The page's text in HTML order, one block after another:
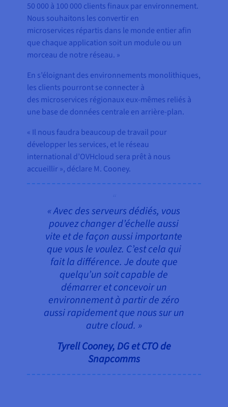
50 000 à 100 000 clients finaux par environnement.
Nous souhaitons les convertir en
microservices répartis dans le monde entier afin
que chaque application soit un module ou un
morceau de notre réseau. »
En s’éloignant des environnements monolithiques,
les clients pourront se connecter à
des microservices régionaux eux-mêmes reliés à
une base de données centrale en arrière-plan.
« Il nous faudra beaucoup de travail pour
développer les services, et le réseau
international d’OVHcloud sera prêt à nous
accueillir », déclare M. Cooney.
« Avec des serveurs dédiés, vous
pouvez changer d’échelle aussi
vite et de façon aussi importante
que vous le voulez. C’est cela qui
fait la différence. Je doute que
quelqu’un soit capable de
démarrer et concevoir un
environnement à partir de zéro
aussi rapidement que nous sur un
autre cloud. »
Tyrell Cooney, DG et CTO de
Snapcomms